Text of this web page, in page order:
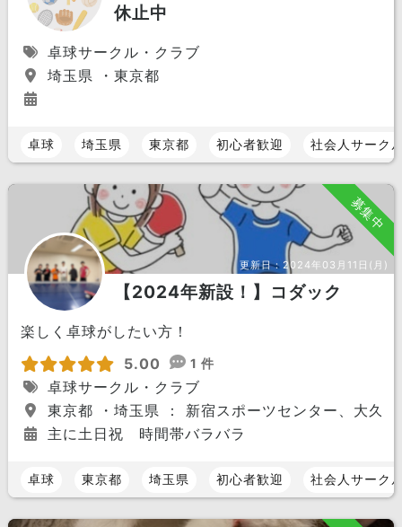
休止中
卓球サークル・クラブ
埼玉県 ・東京都
卓球 埼玉県 東京都 初心者歓迎 社会人サーク
募集中
更新日： 2024年03月11日(月)
【2024年新設！】コダック
楽しく卓球がしたい方！
5.00
1 件
卓球サークル・クラブ
東京都 ・埼玉県 ： 新宿スポーツセンター、大久
主に土日祝 時間帯バラバラ
卓球 東京都 埼玉県 初心者歓迎 社会人サーク